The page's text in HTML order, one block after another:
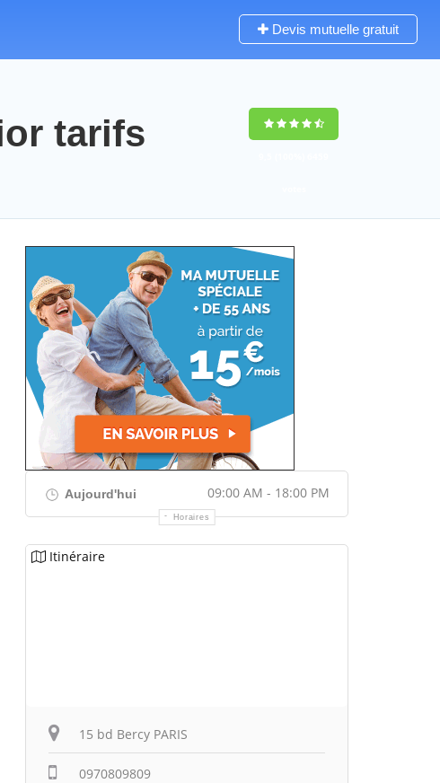
Devis mutuelle gratuit
tarifs
Aujourd'hui 09:00 AM - 18:00 PM
Horaires
Itinéraire
15 bd Bercy PARIS
0970809809